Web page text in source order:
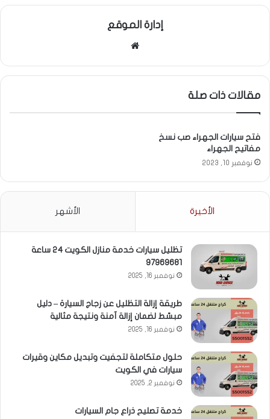
إدارة الموقع
مقالات ذات صلة
فتح سيارات الجهراء صب نسخ
مفاتيح الجهراء
نوفمبر 10, 2023
الأخيرة الأشهر
تظليل سيارات خدمة منازل الكويت 24 ساعة
97969681
نوفمبر 16, 2025
طريقة إزالة التظليل عن زجاج السيارة – دليل
مبسّط لضمان إزالة آمنة ونتيجة مثالية
نوفمبر 16, 2025
حلول متكاملة لتجفيت وتبديل مكاين وقيرات
سيارات في الكويت
نوفمبر 2, 2025
خدمة تصليح ذراع جام السيارات